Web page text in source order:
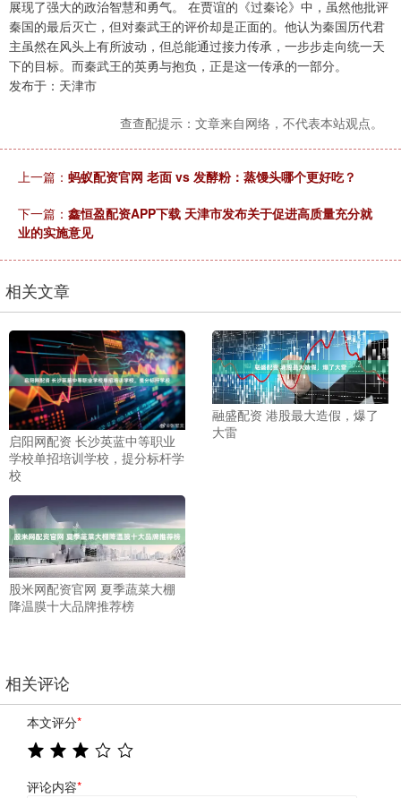
展现了强大的政治智慧和勇气。 在贾谊的《过秦论》中，虽然他批评
秦国的最后灭亡，但对秦武王的评价却是正面的。他认为秦国历代君
主虽然在风头上有所波动，但总能通过接力传承，一步步走向统一天
下的目标。而秦武王的英勇与抱负，正是这一传承的一部分。
发布于：天津市
查查配提示：文章来自网络，不代表本站观点。
上一篇： 蚂蚁配资官网 老面 vs 发酵粉：蒸馒头哪个更好吃？
下一篇： 鑫恒盈配资APP下载 天津市发布关于促进高质量充分就
业的实施意见
相关文章
启阳网配资 长沙英蓝中等职业
学校单招培训学校，提分标杆学
校
融盛配资 港股最大造假，爆了
大雷
股米网配资官网 夏季蔬菜大棚
降温膜十大品牌推荐榜
相关评论
本文评分*
评论内容*